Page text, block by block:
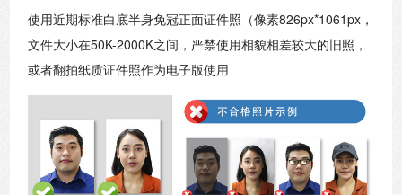
使用近期标准白底半身免冠正面证件照（像素826px*1061px，
文件大小在50K-2000K之间，严禁使用相貌相差较大的旧照，
或者翻拍纸质证件照作为电子版使用